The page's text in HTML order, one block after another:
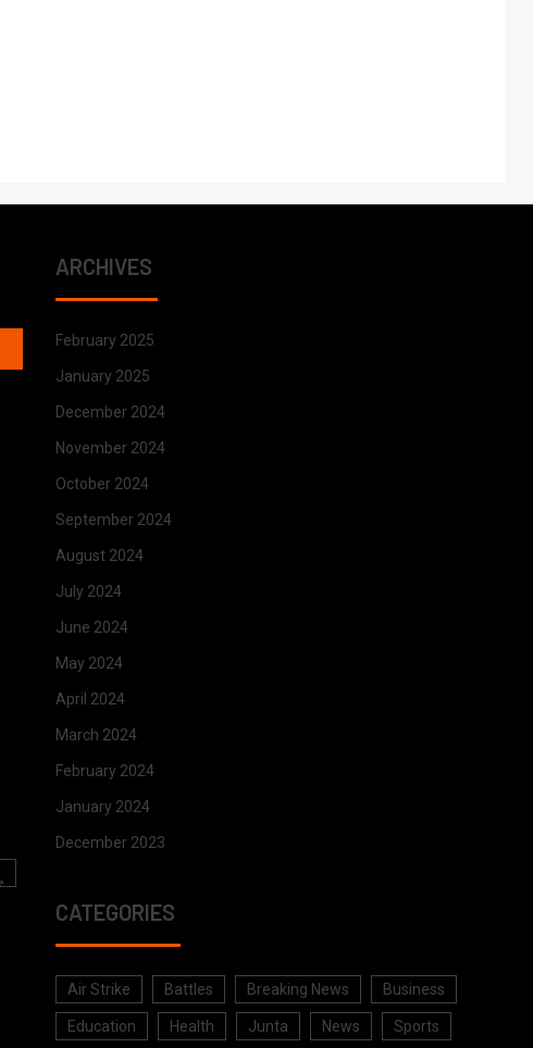
ARCHIVES
February 2025
January 2025
December 2024
November 2024
October 2024
September 2024
August 2024
July 2024
June 2024
May 2024
April 2024
March 2024
February 2024
January 2024
December 2023
CATEGORIES
Air Strike Battles Breaking News Business
Education Health Junta News Sports